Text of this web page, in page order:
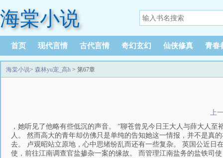
海棠小说
首页 现代言情 古代言情 奇幻玄幻 仙侠修真 青春
海棠小说> 森林yu宠_高h > 第67章
上
，她听见了他略有些低沉的声音。 “聊苍曾见今日王大人与薛大人
人。 然而高大的青年却仿佛只是单纯的告知她这一情报，并不是真
去。 卢观昭站立原地，心中思绪纷乱而还有一些复杂。 英国公近
使，前往江南调查官盐掺杂一案的缘故。 而管理江南盐务的盐铁司